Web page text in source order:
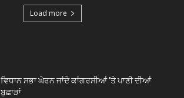
Load more
ਵਿਧਾਨ ਸਭਾ ਘੇਰਨ ਜਾਂਦੇ ਕਾਂਗਰਸੀਆਂ ’ਤੇ ਪਾਣੀ ਦੀਆਂ
ਬੁਛਾੜਾਂ